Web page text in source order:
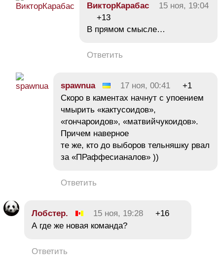
ВикторКарабас
15 ноя, 19:04
+13
В прямом смысле…
Ответить
spawnua 17 ноя, 00:41
+1
Скоро в каментах начнут с упоением
чмырить «кактусоидов»,
«гончароидов», «матвийчукоидов».
Причем наверное
те же, кто до выборов тельняшку рвал
за «ПРаффесианалов» ))
Ответить
Лобстер. 15 ноя, 19:28
+16
А где же новая команда?
Ответить